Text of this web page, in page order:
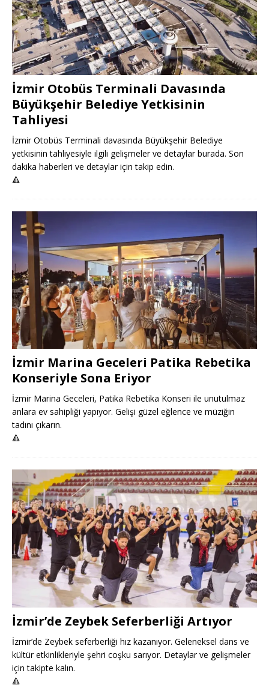
İzmir Otobüs Terminali Davasında
Büyükşehir Belediye Yetkisinin
Tahliyesi
İzmir Otobüs Terminali davasında Büyükşehir Belediye
yetkisinin tahliyesiyle ilgili gelişmeler ve detaylar burada. Son
dakika haberleri ve detaylar için takip edin.
🔺
İzmir Marina Geceleri Patika Rebetika
Konseriyle Sona Eriyor
İzmir Marina Geceleri, Patika Rebetika Konseri ile unutulmaz
anlara ev sahipliği yapıyor. Gelişi güzel eğlence ve müziğin
tadını çıkarın.
🔺
İzmir’de Zeybek Seferberliği Artıyor
İzmir’de Zeybek seferberliği hız kazanıyor. Geleneksel dans ve
kültür etkinlikleriyle şehri coşku sarıyor. Detaylar ve gelişmeler
için takipte kalın.
🔺